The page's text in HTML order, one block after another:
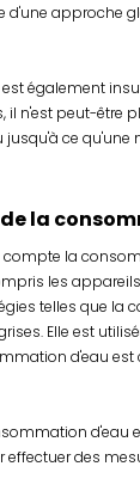
d'une approche
également
il n'est peut-être
jusqu'à ce qu'une
la
compte la
les
telles que la
Elle est
d'eau est
d'eau
des